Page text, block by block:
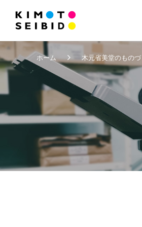
ホーム 木元省美堂のものづ